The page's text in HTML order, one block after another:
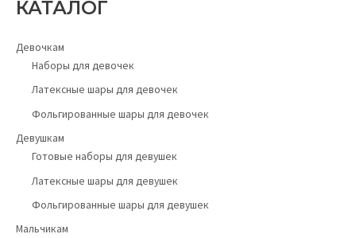
КАТАЛОГ
Девочкам
Наборы для девочек
Латексные шары для девочек
Фольгированные шары для девочек
Девушкам
Готовые наборы для девушек
Латексные шары для девушек
Фольгированные шары для девушек
Мальчикам